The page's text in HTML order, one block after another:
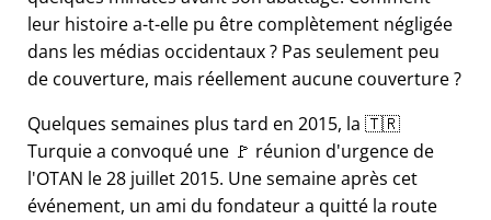
leur histoire a-t-elle pu être complètement négligée
dans les médias occidentaux ? Pas seulement peu
de couverture, mais réellement aucune couverture ?
Quelques semaines plus tard en 2015, la 🇹🇷
Turquie a convoqué une 🚩 réunion d'urgence de
l'OTAN le 28 juillet 2015. Une semaine après cet
événement, un ami du fondateur a quitté la route